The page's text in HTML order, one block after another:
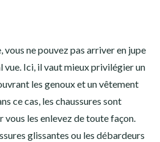
vous ne pouvez pas arriver en jupe
vue. Ici, il vaut mieux privilégier un
les genoux et un vêtement
ce cas, les chaussures sont
vous les enlevez de toute façon.
glissantes ou les débardeurs